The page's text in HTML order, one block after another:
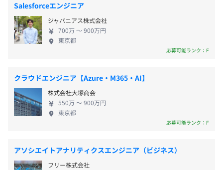
ロダクトを前に進めることに集中しているメンバーがいま
す。
職種や立場に関係なく、課題や違和感があれば率直に共有
し、どうすればより良くなるかを建設的に議論しようとす
ら、日々の意思決定を積み重ねることに集中しています。
西鉄福岡(天神)駅徒歩7分、天神南駅徒歩7分、薬院駅徒歩
9分、薬院大通駅徒歩10分、天神駅徒歩11分、赤坂駅徒歩
12分、渡辺通駅徒歩13分
社会保険完備（健康保険・厚生年金加入・雇用保険・労災
保険）
無期雇用
Salesforceエンジニア
ジャパニアス株式会社
700万 〜 900万円
東京都
応募可能ランク：F
クラウドエンジニア【Azure・M365・AI】
株式会社大塚商会
550万 〜 900万円
東京都
応募可能ランク：F
アソシエイトアナリティクスエンジニア（ビジネス）
フリー株式会社